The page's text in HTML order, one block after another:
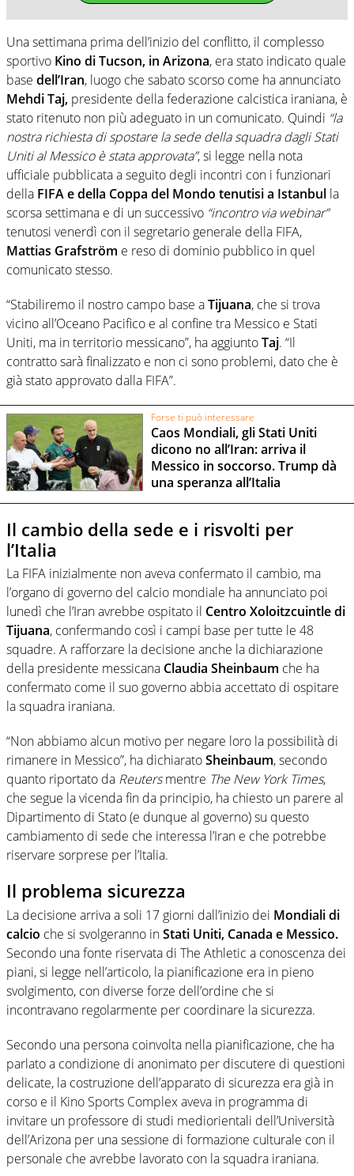
Una settimana prima dell’inizio del conflitto, il complesso
sportivo Kino di Tucson, in Arizona, era stato indicato quale
base dell’Iran, luogo che sabato scorso come ha annunciato
Mehdi Taj, presidente della federazione calcistica iraniana, è
stato ritenuto non più adeguato in un comunicato. Quindi “la
nostra richiesta di spostare la sede della squadra dagli Stati
Uniti al Messico è stata approvata”, si legge nella nota
ufficiale pubblicata a seguito degli incontri con i funzionari
della FIFA e della Coppa del Mondo tenutisi a Istanbul la
scorsa settimana e di un successivo “incontro via webinar”
tenutosi venerdì con il segretario generale della FIFA,
Mattias Grafström e reso di dominio pubblico in quel
comunicato stesso.
“Stabiliremo il nostro campo base aTijuana, che si trova
vicino all’Oceano Pacifico e al confine tra Messico e Stati
Uniti, ma in territorio messicano”, ha aggiuntoTaj. “Il
contratto sarà finalizzato e non ci sono problemi, dato che è
già stato approvato dalla FIFA”.
Forse ti può interessare
Caos Mondiali, gli Stati Uniti
dicono no all’Iran: arriva il
Messico in soccorso. Trump dà
una speranza all’Italia
Il cambio della sede e i risvolti per
l’Italia
La FIFA inizialmente non aveva confermato il cambio, ma
l’organo di governo del calcio mondiale ha annunciato poi
lunedì che l’Iran avrebbe ospitato il Centro Xoloitzcuintle di
Tijuana, confermando così i campi base per tutte le 48
squadre. A rafforzare la decisione anche la dichiarazione
della presidente messicana Claudia Sheinbaum che ha
confermato come il suo governo abbia accettato di ospitare
la squadra iraniana.
“Non abbiamo alcun motivo per negare loro la possibilità di
rimanere in Messico”, ha dichiaratoSheinbaum, secondo
quanto riportato da Reutersmentre The New York Times,
che segue la vicenda fin da principio, ha chiesto un parere al
Dipartimento di Stato (e dunque al governo) su questo
cambiamento di sede che interessa l’Iran e che potrebbe
riservare sorprese per l’Italia.
Il problema sicurezza
La decisione arriva a soli 17 giorni dall’inizio dei Mondiali di
calcio che si svolgeranno inStati Uniti, Canada e Messico.
Secondo una fonte riservata di The Athletic a conoscenza dei
piani, si legge nell’articolo, la pianificazione era in pieno
svolgimento, con diverse forze dell’ordine che si
incontravano regolarmente per coordinare la sicurezza.
Secondo una persona coinvolta nella pianificazione, che ha
parlato a condizione di anonimato per discutere di questioni
delicate, la costruzione dell’apparato di sicurezza era già in
corso e il Kino Sports Complex aveva in programma di
invitare un professore di studi mediorientali dell’Università
dell’Arizona per una sessione di formazione culturale con il
personale che avrebbe lavorato con la squadra iraniana.